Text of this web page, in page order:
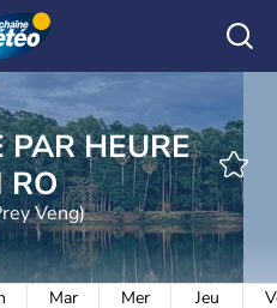
PAR HEURE
RO
Veng)
Mar
Mer
Jeu